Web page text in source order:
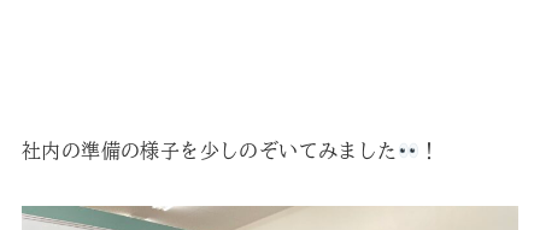
社内の準備の様子を少しのぞいてみました ！